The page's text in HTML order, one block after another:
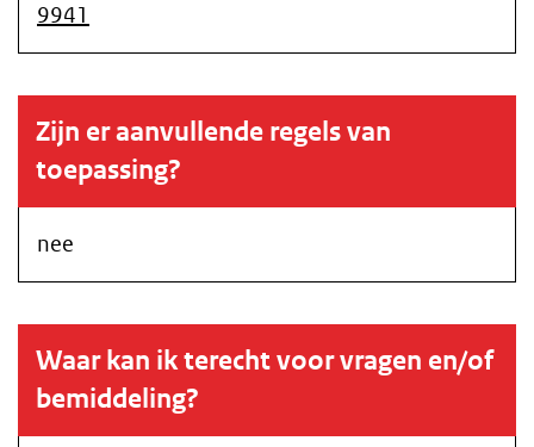
9941
Zijn er aanvullende regels van
toepassing?
nee
Waar kan ik terecht voor vragen en/of
bemiddeling?